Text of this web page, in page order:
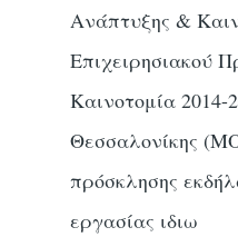
Ανάπτυξης &
Επιχειρησιακού
Καινοτομία
Θεσσαλονίκης
πρόσκλησης
εργασίας ιδιω